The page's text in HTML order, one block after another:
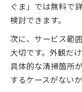
ぐま」では無料で
検討できます。
次に、サービス範
大切です。外観だ
具体的な清掃箇所
するケースがない